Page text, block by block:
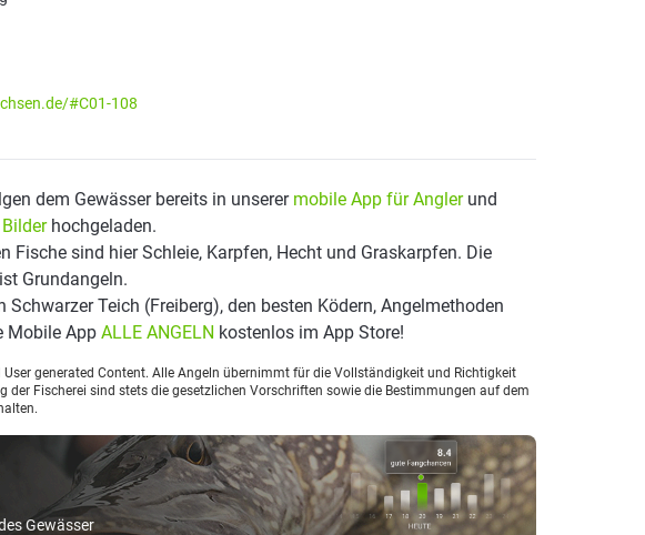
#C01-108
Gewässer
dem Gewässer bereits in unserer mobile App für Anglerund
hochgeladen.
Fische sind hier Schleie, Karpfen, Hecht und Graskarpfen. Die
Grundangeln.
Teich (Freiberg), den besten Ködern, Angelmethoden
Mobile App ALLE ANGELN kostenlos im App Store!
User generated Content. Alle Angeln übernimmt für die Vollständigkeit und Richtigkeit
der Fischerei sind stets die gesetzlichen Vorschriften sowie die Bestimmungen auf dem